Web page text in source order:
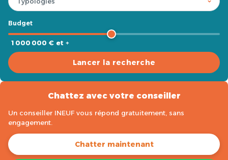
Budget
1 000 000 € et +
Lancer la recherche
Chattez avec votre conseiller
Un conseiller INEUF vous répond gratuitement, sans
engagement.
Chatter maintenant